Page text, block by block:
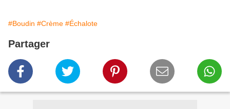
#Boudin #Crème #Échalote
Partager